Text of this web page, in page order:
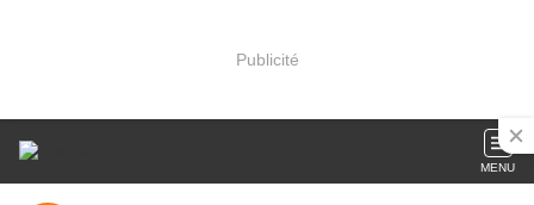
Publicité
MENU